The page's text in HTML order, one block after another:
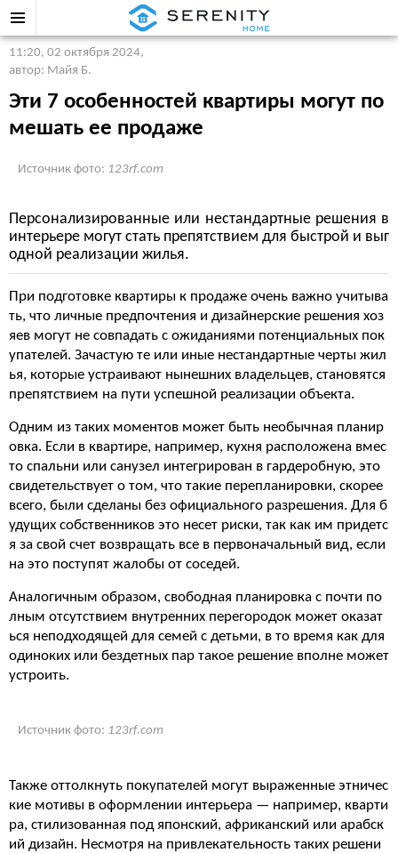
11:20, 02 октября 2024,
автор: Майя Б.
Эти 7 особенностей квартиры могут по
мешать ее продаже
Источник фото: 123rf.com
Персонализированные или нестандартные решения в
интерьере могут стать препятствием для быстрой и выг
одной реализации жилья.
При подготовке квартиры к продаже очень важно учитыва
ть, что личные предпочтения и дизайнерские решения хоз
яев могут не совпадать с ожиданиями потенциальных пок
упателей. Зачастую те или иные нестандартные черты жил
ья, которые устраивают нынешних владельцев, становятся
препятствием на пути успешной реализации объекта.
Одним из таких моментов может быть необычная планир
овка. Если в квартире, например, кухня расположена вмес
то спальни или санузел интегрирован в гардеробную, это
свидетельствует о том, что такие перепланировки, скорее
всего, были сделаны без официального разрешения. Для б
удущих собственников это несет риски, так как им придетс
я за свой счет возвращать все в первоначальный вид, если
на это поступят жалобы от соседей.
Аналогичным образом, свободная планировка с почти по
лным отсутствием внутренних перегородок может оказат
ься неподходящей для семей с детьми, в то время как для
одиноких или бездетных пар такое решение вполне может
устроить.
Источник фото: 123rf.com
Также оттолкнуть покупателей могут выраженные этничес
кие мотивы в оформлении интерьера — например, кварти
ра, стилизованная под японский, африканский или арабск
ий дизайн. Несмотря на привлекательность таких решени